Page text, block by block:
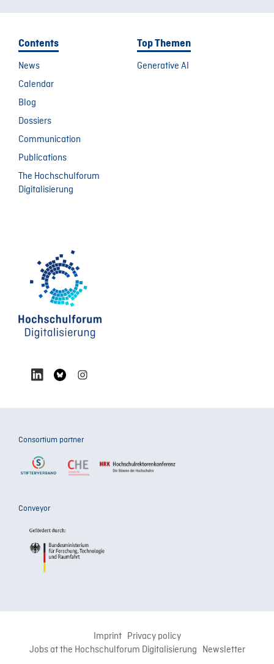
Contents
News
Calendar
Blog
Dossiers
Communication
Publications
The Hochschulforum
Digitalisierung
Top Themen
Generative AI
Consortium partner
Conveyor
Imprint Privacy policy
Jobs at the Hochschulforum Digitalisierung Newsletter